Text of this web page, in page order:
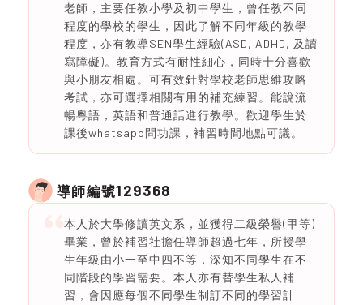
老師，主要任教小學及初中學生，曾任教不同
程度的學校的學生，因此了解不同年級的教學
程度，亦有教導SEN學生經驗(ASD, ADHD, 及讀
寫障礙)。教育方式有耐性細心，同時十分喜歡
與小朋友相處。可有效針對學校老師思維攻略
考試，亦可選擇相關有用的補充練習。能說流
暢粵語，英語和普通話進行教學。歡迎學生於
課後whatsapp問功課，補習時間地點可議。
導師編號129368
本人於大學修讀英文系，並獲得二級榮譽(甲等)
畢業，曾於補習社擔任導師超過七年，所授學
生年級由小一至中四不等，深知不同學生在不
同階段的學習需要。本人亦有替學生私人補
習，會因應每個不同學生制訂不同的學習計